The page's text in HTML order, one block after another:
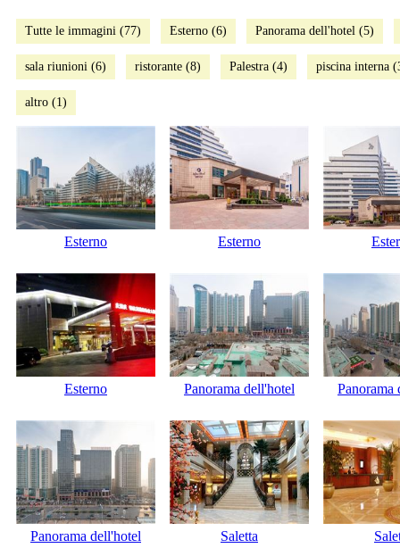
Tutte le immagini (77) Esterno (6) Panorama dell'hotel (5)
sala riunioni (6) ristorante (8) Palestra (4) piscina interna
altro (1)
Esterno Esterno
Esterno Panorama dell'hotel Panorama
Panorama dell'hotel Saletta